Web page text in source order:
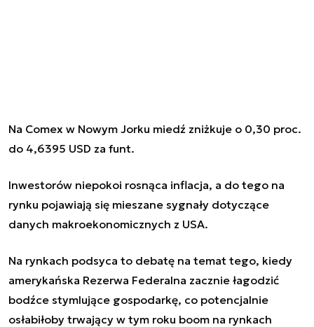
Na Comex w Nowym Jorku miedź zniżkuje o 0,30 proc.
do 4,6395 USD za funt.
Inwestorów niepokoi rosnąca inflacja, a do tego na
rynku pojawiają się mieszane sygnały dotyczące
danych makroekonomicznych z USA.
Na rynkach podsyca to debatę na temat tego, kiedy
amerykańska Rezerwa Federalna zacznie łagodzić
bodźce stymlujące gospodarkę, co potencjalnie
osłabiłoby trwający w tym roku boom na rynkach